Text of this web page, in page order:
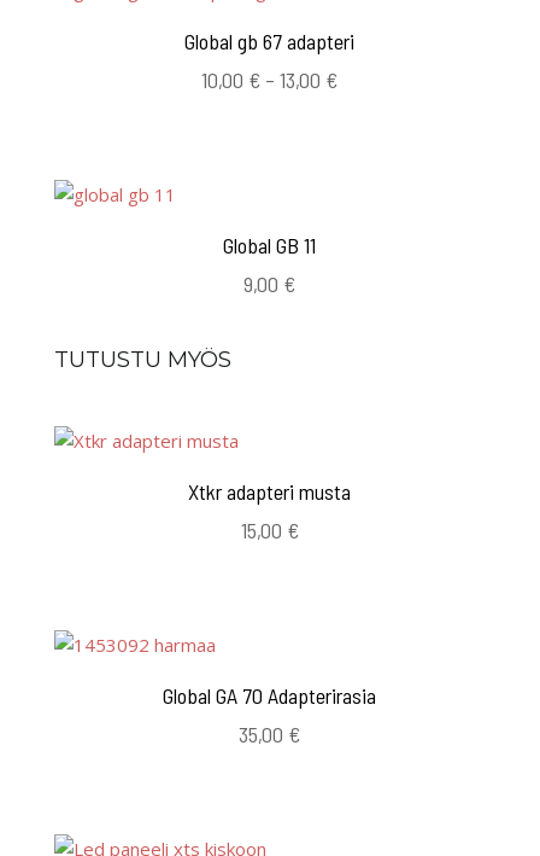
Global gb 67 adapteri
10,00 € – 13,00 €Hintaluokka:
Global GB 11
9,00 €
TUTUSTU MYÖS
Xtkr adapteri musta
15,00 €
Global GA 70 Adapterirasia
35,00 €